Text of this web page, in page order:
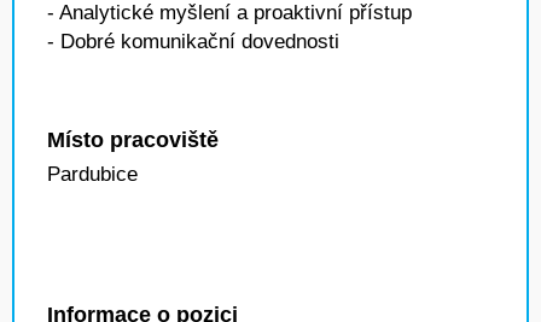
- Analytické myšlení a proaktivní přístup
- Dobré komunikační dovednosti
Místo pracoviště
Pardubice
Informace o pozici